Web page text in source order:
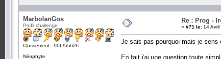
MarbolanGos
Profil challenge
Classement : 906/55626
Néophyte
Re : Prog -
« #71 le: 14
Je sais pas pourquoi mais je sens
En fait j'ai une question toute